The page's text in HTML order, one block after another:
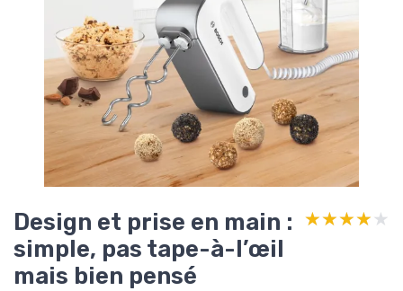
Design et prise en main :
simple, pas tape-à-l’œil
mais bien pensé
★★★★★
★★★★★